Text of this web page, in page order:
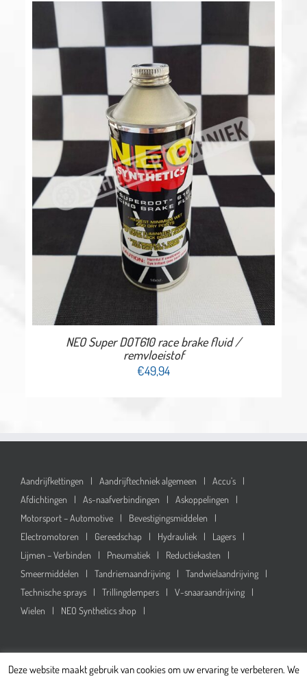
NEO Super DOT610 race brake fluid /
remvloeistof
€49,94
Aandrijfkettingen Aandrijftechniek algemeen
Accu’s
Afdichtingen
As-naafverbindingen
Askoppelingen
Motorsport – Automotive
Bevestigingsmiddelen
Electromotoren
Gereedschap Hydrauliek
Lagers
Lijmen – Verbinden
Pneumatiek
Reductiekasten
Smeermiddelen
Tandriemaandrijving
Tandwielaandrijving
Technische sprays
Trillingdempers
V-snaaraandrijving
Wielen
NEO Synthetics shop
Deze website maakt gebruik van cookies om uw ervaring te verbeteren. We